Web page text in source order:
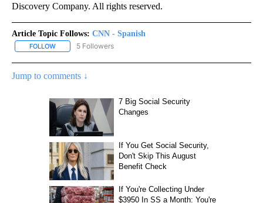
Discovery Company. All rights reserved.
Article Topic Follows: CNN - Spanish
FOLLOW FOLLOW "CNN - SPANISH" TO RECEIVE NOTIFICATIONS ABOUT
5 Followers
Jump to comments ↓